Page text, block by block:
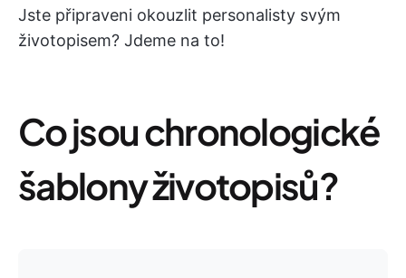
Jste připraveni okouzlit personalisty svým
životopisem? Jdeme na to!
Co jsou chronologické
šablony životopisů?